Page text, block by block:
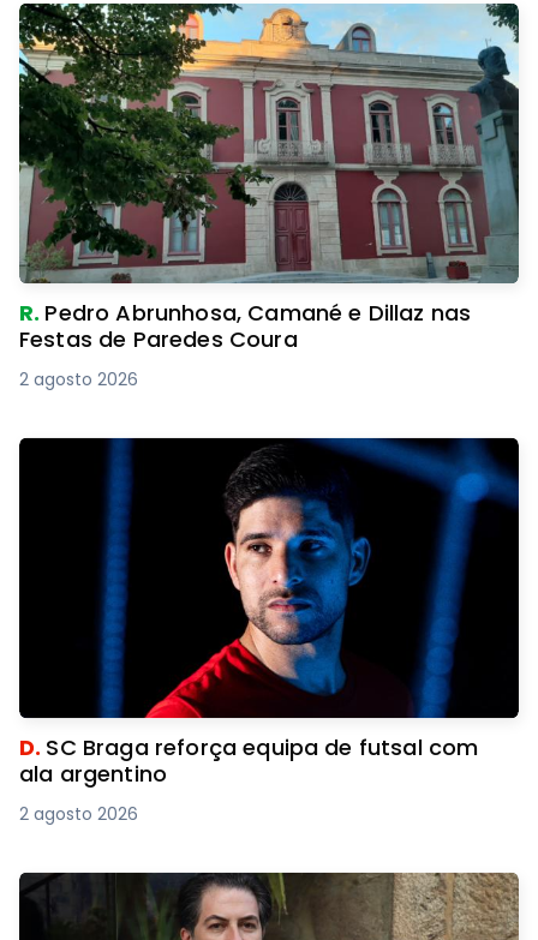
R. Pedro Abrunhosa, Camané e Dillaz nas
Festas de Paredes Coura
2 agosto 2026
D. SC Braga reforça equipa de futsal com
ala argentino
2 agosto 2026